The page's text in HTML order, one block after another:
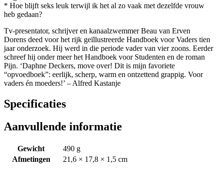
* Hoe blijft seks leuk terwijl ik het al zo vaak met dezelfde vrouw
heb gedaan?
Tv-presentator, schrijver en kanaalzwemmer Beau van Erven
Dorens deed voor het rijk geïllustreerde Handboek voor Vaders tien
jaar onderzoek. Hij werd in die periode vader van vier zoons. Eerder
schreef hij onder meer het Handboek voor Studenten en de roman
Pijn. ‘Daphne Deckers, move over! Dit is mijn favoriete
“opvoedboek”: eerlijk, scherp, warm en ontzettend grappig. Voor
vaders én moeders!’ – Alfred Kastanje
Specificaties
Aanvullende informatie
Gewicht
490 g
Afmetingen
21,6 × 17,8 × 1,5 cm